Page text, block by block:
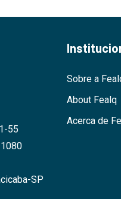
55
SP
Sobre a
About Fealq
Acerca de